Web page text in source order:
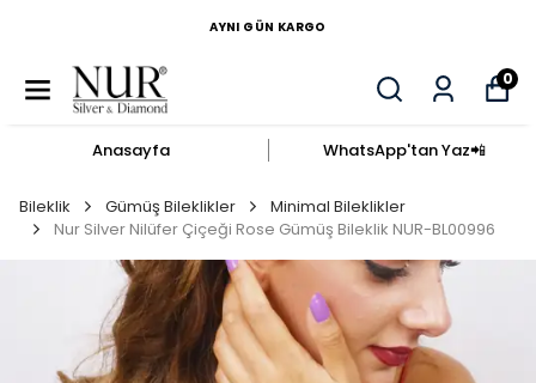
AYNI GÜN KARGO
0
Anasayfa WhatsApp'tan Yaz​📲​
Bileklik Gümüş Bileklikler
Minimal Bileklikler
Nur Silver Nilüfer Çiçeği Rose Gümüş Bileklik NUR-BL00996